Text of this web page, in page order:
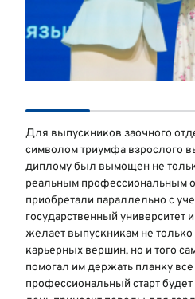
Для выпускников заочного
символом триумфа взрослого
диплому был вымощен не
реальным профессиональным
приобретали параллельно с
государственный университет
желает выпускникам не
карьерных вершин, но и того
помогал им держать планку все
профессиональный старт